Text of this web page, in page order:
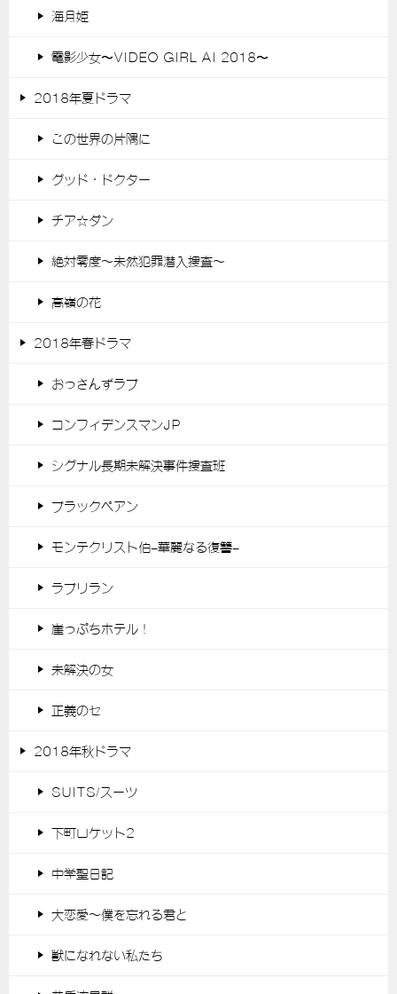
海月姫
電影少女〜VIDEO GIRL AI 2018〜
2018年夏ドラマ
この世界の片隅に
グッド・ドクター
チア☆ダン
絶対零度～未然犯罪潜入捜査～
高嶺の花
2018年春ドラマ
おっさんずラブ
コンフィデンスマンJP
シグナル長期未解決事件捜査班
ブラックペアン
モンテクリスト伯-華麗なる復讐-
ラブリラン
崖っぷちホテル！
未解決の女
正義のセ
2018年秋ドラマ
SUITS/スーツ
下町ロケット2
中学聖日記
大恋愛～僕を忘れる君と
獣になれない私たち